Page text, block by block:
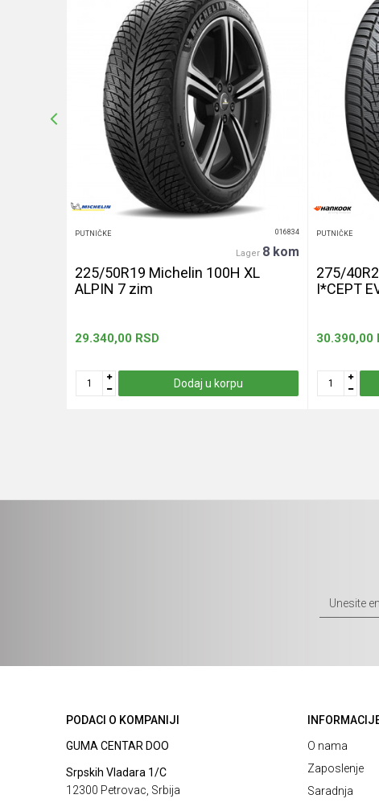
Anti-spam zaštita - izračunajte koliko je 6 - 1 :
POŠALJI
PUTNIČKE 016834
Lager 8 kom
225/50R19 Michelin 100H XL
ALPIN 7 zim
29.340,00 RSD
Dodaj u korpu
PUTNIČKE
275/
I*CEPT
30.390,00
PODACI O KOMPANIJI
GUMA CENTAR DOO
Srpskih Vladara 1/C
12300 Petrovac, Srbija
O nama
Zaposlenje
Saradnja